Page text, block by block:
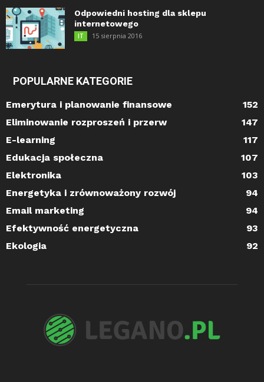
Odpowiedni hosting dla sklepu
internetowego
IT 15 sierpnia 2016
POPULARNE KATEGORIE
Emerytura i planowanie finansowe
152
Eliminowanie rozproszeń i przerw
147
E-learning
117
Edukacja społeczna
107
Elektronika
103
Energetyka i zrównoważony rozwój
94
Email marketing
94
Efektywność energetyczna
93
Ekologia
92